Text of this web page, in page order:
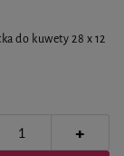
do kuwety 28 x 12
+